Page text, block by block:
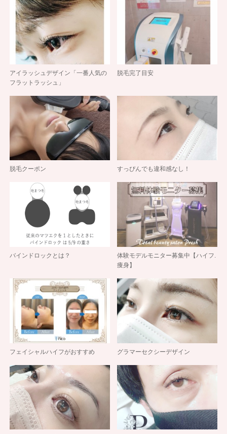
アイラッシュデザイン「一番人気の
フラットラッシュ」
脱毛完了目安
脱毛クーポン すっぴんでも違和感なし！
バインドロックとは？
体験モデルモニター募集中【ハイフ.
痩身】
フェイシャルハイフがおすすめ グラマーセクシーデザイン